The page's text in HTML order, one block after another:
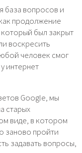
база вопросов и
продолжение
был закрыт
воскресить
человек смог
интернет
Google, мы
старых
виде, в котором
заново пройти
задавать вопросы,